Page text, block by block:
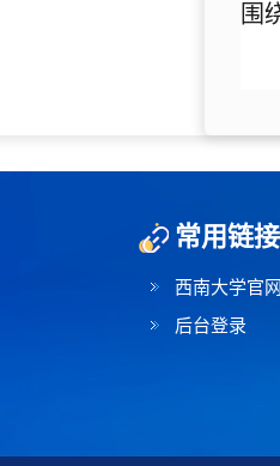
围
常用链接
西南大学官
后台登录